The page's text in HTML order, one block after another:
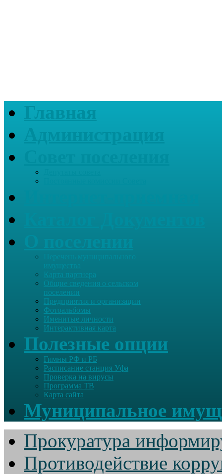
Главная
Перечень муниципального
имущества
Карта партнера
Общие сведения о сельском
поселении
Предприятия и организации
Фотоальбомы
Именитые личности
Интерактивная карта
Полезные опции
Гимны РФ и РБ
Расписание станция Уфа
Проверка на вирусы
Программа ТВ
Карта сайта
Муниципальное
Прокуратура
Противодействие